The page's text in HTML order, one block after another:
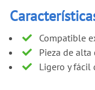
Compatible
Pieza de
Ligero y fácil